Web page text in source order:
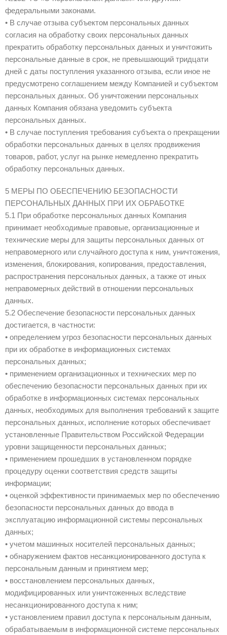
федеральными законами.
• В случае отзыва субъектом персональных данных
согласия на обработку своих персональных данных
прекратить обработку персональных данных и уничтожить
персональные данные в срок, не превышающий тридцати
дней с даты поступления указанного отзыва, если иное не
предусмотрено соглашением между Компанией и субъектом
персональных данных. Об уничтожении персональных
данных Компания обязана уведомить субъекта
персональных данных.
• В случае поступления требования субъекта о прекращении
обработки персональных данных в целях продвижения
товаров, работ, услуг на рынке немедленно прекратить
обработку персональных данных.
5 МЕРЫ ПО ОБЕСПЕЧЕНИЮ БЕЗОПАСНОСТИ
ПЕРСОНАЛЬНЫХ ДАННЫХ ПРИ ИХ ОБРАБОТКЕ
5.1 При обработке персональных данных Компания
принимает необходимые правовые, организационные и
технические меры для защиты персональных данных от
неправомерного или случайного доступа к ним, уничтожения,
изменения, блокирования, копирования, предоставления,
распространения персональных данных, а также от иных
неправомерных действий в отношении персональных
данных.
5.2 Обеспечение безопасности персональных данных
достигается, в частности:
• определением угроз безопасности персональных данных
при их обработке в информационных системах
персональных данных;
• применением организационных и технических мер по
обеспечению безопасности персональных данных при их
обработке в информационных системах персональных
данных, необходимых для выполнения требований к защите
персональных данных, исполнение которых обеспечивает
установленные Правительством Российской Федерации
уровни защищенности персональных данных;
• применением прошедших в установленном порядке
процедуру оценки соответствия средств защиты
информации;
• оценкой эффективности принимаемых мер по обеспечению
безопасности персональных данных до ввода в
эксплуатацию информационной системы персональных
данных;
• учетом машинных носителей персональных данных;
• обнаружением фактов несанкционированного доступа к
персональным данным и принятием мер;
• восстановлением персональных данных,
модифицированных или уничтоженных вследствие
несанкционированного доступа к ним;
• установлением правил доступа к персональным данным,
обрабатываемым в информационной системе персональных